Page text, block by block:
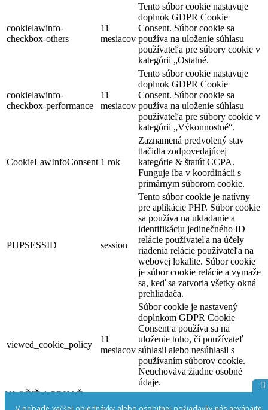
cookielawinfo-
checkbox-others
11
mesiacov
Tento súbor cookie nastavuje
doplnok GDPR Cookie
Consent. Súbor cookie sa
používa na uloženie súhlasu
používateľa pre súbory cookie v
kategórii „Ostatné.
cookielawinfo-
checkbox-performance
11
mesiacov
Tento súbor cookie nastavuje
doplnok GDPR Cookie
Consent. Súbor cookie sa
používa na uloženie súhlasu
používateľa pre súbory cookie v
kategórii „Výkonnostné“.
CookieLawInfoConsent 1 rok
Zaznamená predvolený stav
tlačidla zodpovedajúcej
kategórie & štatút CCPA.
Funguje iba v koordinácii s
primárnym súborom cookie.
PHPSESSID session
Tento súbor cookie je natívny
pre aplikácie PHP. Súbor cookie
sa používa na ukladanie a
identifikáciu jedinečného ID
relácie používateľa na účely
riadenia relácie používateľa na
webovej lokalite. Súbor cookie
je súbor cookie relácie a vymaže
sa, keď sa zatvoria všetky okná
prehliadača.
viewed_cookie_policy
11
mesiacov
Súbor cookie je nastavený
doplnkom GDPR Cookie
Consent a používa sa na
uloženie toho, či používateľ
súhlasil alebo nesúhlasil s
používaním súborov cookie.
Neuchováva žiadne osobné
údaje.
ULOŽIŤ A PRIJAŤ
Powered by